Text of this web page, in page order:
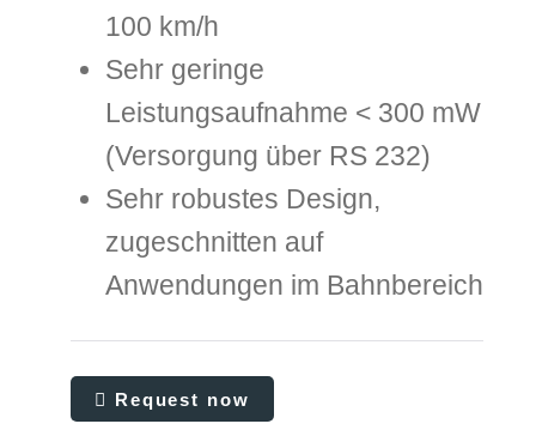
100 km/h
Sehr geringe
Leistungsaufnahme < 300 mW
(Versorgung über RS 232)
Sehr robustes Design,
zugeschnitten auf
Anwendungen im Bahnbereich
Request now